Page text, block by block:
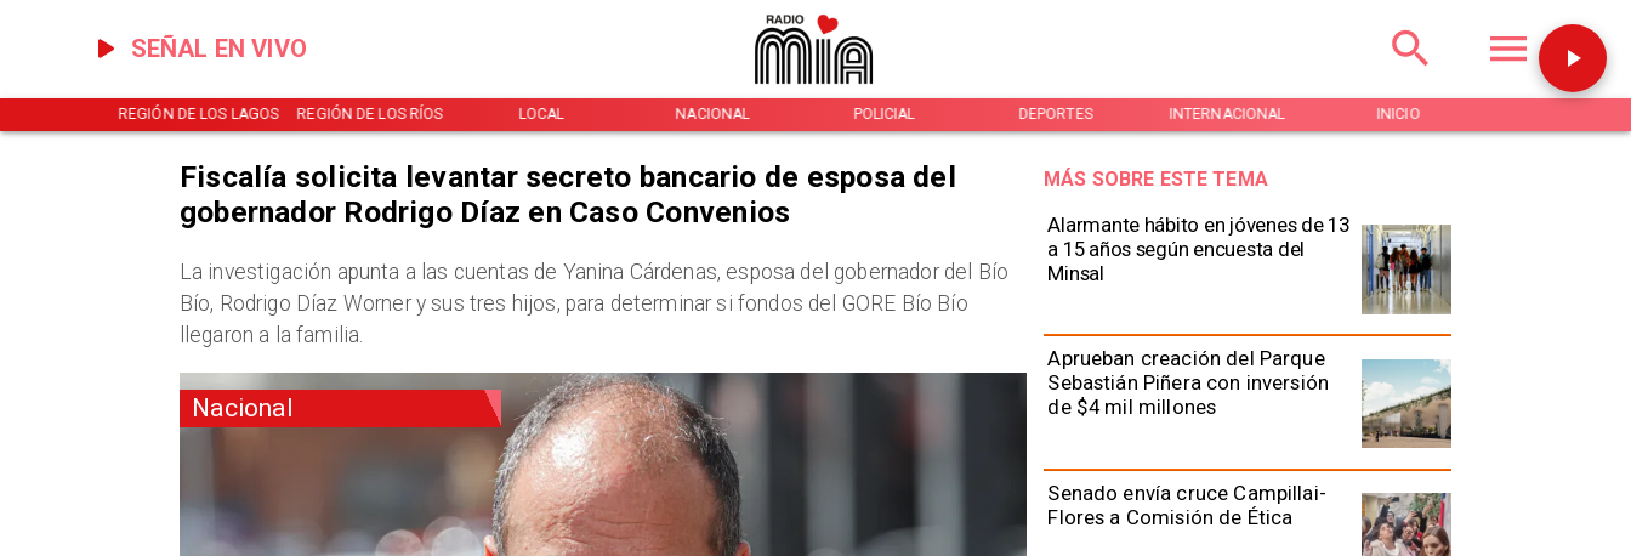
SEÑAL EN VIVO
DE LOS LAGOS REGIÓN DE LOS RÍOS LOCAL NACIONAL POLICIAL DEPORTES INTERNACIONAL INICIO NOTICIAS
Nacional
Alarmante hábito en jóvenes de 13
a 15 años según encuesta del
Minsal
Aprueban creación del Parque
Sebastián Piñera con inversión
de $4 mil millones
Senado envía cruce Campillai-
Flores a Comisión de Ética
MÁS SOBRE ESTE TEMA
Fiscalía solicita levantar secreto bancario de esposa del
gobernador Rodrigo Díaz en Caso Convenios
​La investigación apunta a las cuentas de Yanina Cárdenas, esposa del gobernador del Bío
Bío, Rodrigo Díaz Worner y sus tres hijos, para determinar si fondos del GORE Bío Bío
llegaron a la familia.